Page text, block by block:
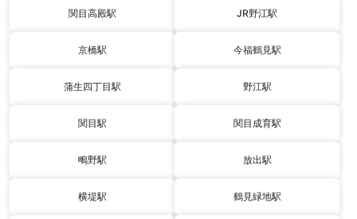
関目高殿駅 JR野江駅
京橋駅 今福鶴見駅
蒲生四丁目駅 野江駅
関目駅 関目成育駅
鴫野駅 放出駅
横堤駅 鶴見緑地駅